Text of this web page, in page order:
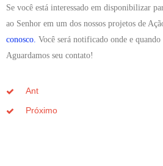
Se você está interessado em disponibilizar
ao Senhor em um dos nossos projetos de
conosco. Você será notificado onde e
Aguardamos seu contato!
Ant
Próximo